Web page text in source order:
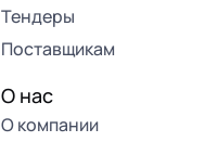
Тендеры
Поставщикам
О нас
О компании